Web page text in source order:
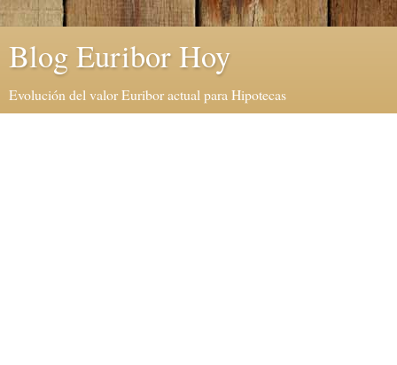
Blog Euribor Hoy
Evolución del valor Euribor actual para Hipotecas